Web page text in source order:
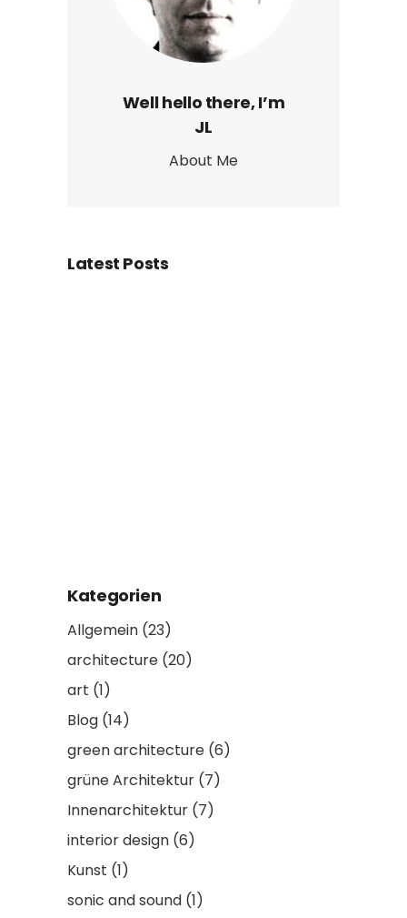
Well hello there, I’m
JL
About Me
Latest Posts
Kategorien
Allgemein (23)
architecture (20)
art (1)
Blog (14)
green architecture (6)
grüne Architektur (7)
Innenarchitektur (7)
interior design (6)
Kunst (1)
sonic and sound (1)